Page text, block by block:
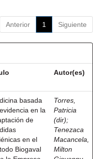
Anterior 1 Siguiente
Autor(es)
basada
en la
de
en el
Biogaval
Torres,
Patricia
(dir);
Tenezaca
Macancela,
Milton